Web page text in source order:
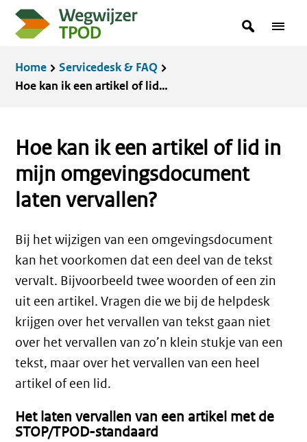
Overslaan
inhoud
zoekterm
in
Zoeken Menu
Kruimelpad
Home
Servicedesk & FAQ
Hoe kan ik een artikel of lid in mijn omgevingsdocument laten vervallen?
Hoe kan ik een artikel of lid in
mijn omgevingsdocument
laten vervallen?
Bij het wijzigen van een omgevingsdocument
kan het voorkomen dat een deel van de tekst
vervalt. Bijvoorbeeld twee woorden of een zin
uit een artikel. Vragen die we bij de helpdesk
krijgen over het vervallen van tekst gaan niet
over het vervallen van zo’n klein stukje van een
tekst, maar over het vervallen van een heel
artikel of een lid.
Het laten vervallen van een artikel met de
STOP/TPOD-standaard